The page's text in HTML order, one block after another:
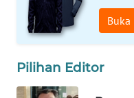
Pilihan Editor
SITUNGIR
NEWS
NEWS